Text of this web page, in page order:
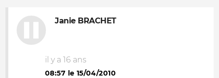
Janie BRACHET
il y a 16 ans
08:57 le 15/04/2010